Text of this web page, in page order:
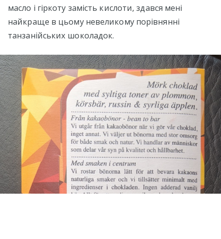
масло і гіркоту замість кислоти, здався мені
найкраще в цьому невеликому порівнянні
танзанійських шоколадок.